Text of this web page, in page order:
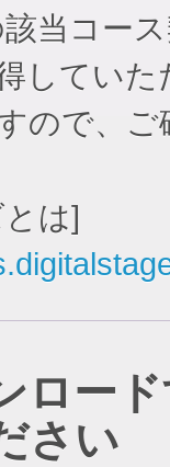
当コー
してい
ので、
は]
ロー
さい